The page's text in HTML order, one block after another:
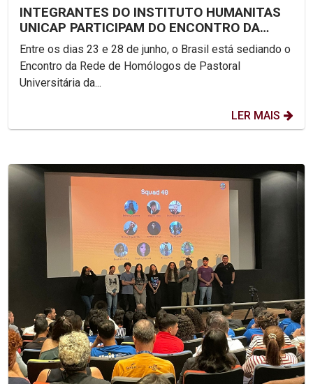
INTEGRANTES DO INSTITUTO HUMANITAS
UNICAP PARTICIPAM DO ENCONTRO DA
REDE DE PASTORAL...
Entre os dias 23 e 28 de junho, o Brasil está sediando o
Encontro da Rede de Homólogos de Pastoral
Universitária da...
LER MAIS